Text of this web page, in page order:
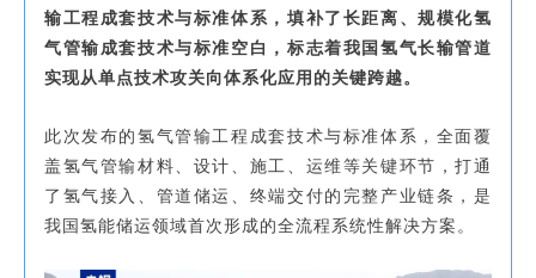
输工程成套技术与标准体系，填补了长距离、规模化氢
气管输成套技术与标准空白，标志着我国氢气长输管道
实现从单点技术攻关向体系化应用的关键跨越。
此次发布的氢气管输工程成套技术与标准体系，全面覆
盖氢气管输材料、设计、施工、运维等关键环节，打通
了氢气接入、管道储运、终端交付的完整产业链条，是
我国氢能储运领域首次形成的全流程系统性解决方案。